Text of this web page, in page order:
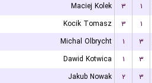
Maciej Kolek
۳ ۱
Kocik Tomasz
۳ ۱
Michal Olbrycht
۱ ۳
Dawid Kotwica
۱ ۳
Jakub Nowak
۲ ۳